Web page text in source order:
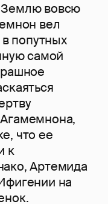
вовсю
вел
попутных
самой
что ее
к
Артемида
на